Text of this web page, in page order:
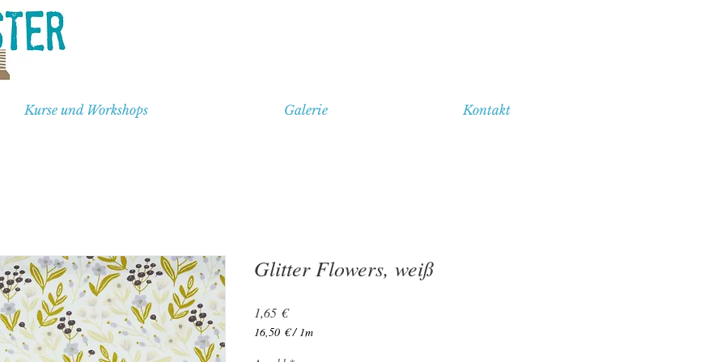
Kurse und Workshops Galerie Kontakt
Glitter Flowers, weiß
1,65 €Preis
16,50 € /1m